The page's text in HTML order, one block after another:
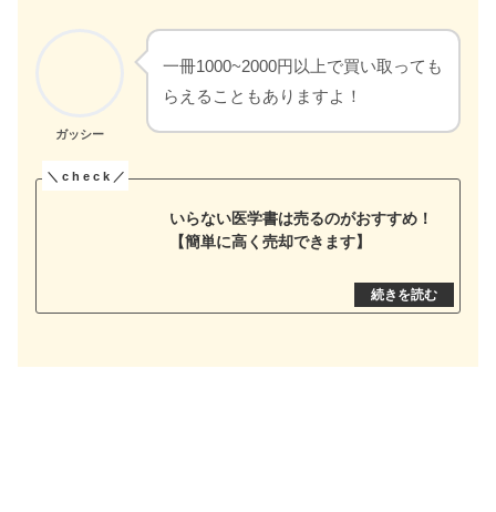
ガッシー
一冊1000~2000円以上で買い取っても
らえることもありますよ！
いらない医学書は売るのがおすすめ！
【簡単に高く売却できます】